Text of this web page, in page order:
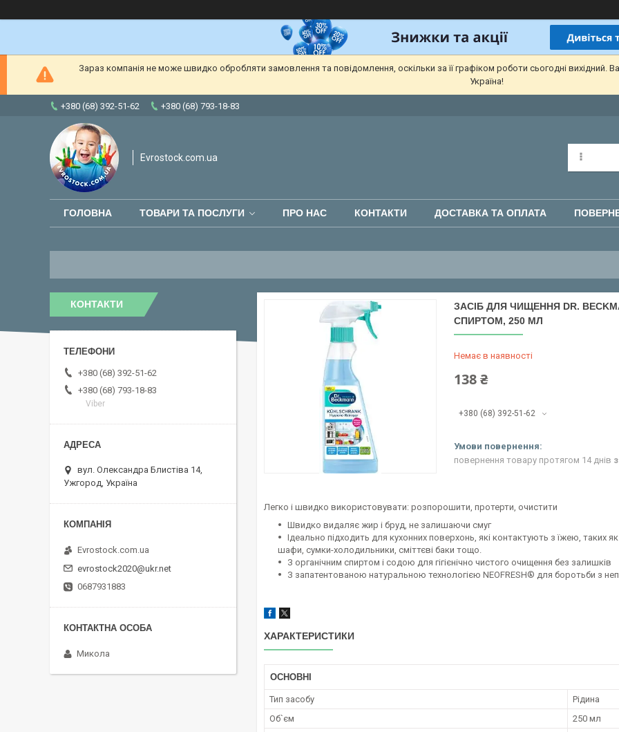
Зараз компанія не може швидко обробляти замовлення та повідомлення, оскільки за її графіком роботи сьогодні
Україна!
+380 (68) 392-51-62 +380 (68) 793-18-83
Evrostock.com.ua
ГОЛОВНА ТОВАРИ ТА ПОСЛУГИ ПРО НАС КОНТАКТИ ДОСТАВКА ТА ОПЛАТА
ЗАСІБ ДЛЯ ЧИЩЕННЯ DR.
СПИРТОМ, 250 МЛ
Немає в наявності
138 ₴
+380 (68) 392-51-62
повернення товару протягом 14 днів
Легко і швидко використовувати: розпорошити, протерти, очистити
Швидко видаляє жир і бруд, не залишаючи смуг
Ідеально підходить для кухонних поверхонь, які контактують з їжею, таких
шафи, сумки-холодильники, сміттєві баки тощо.
З органічним спиртом і содою для гігієнічно чистого очищення без залишків
З запатентованою натуральною технологією NEOFRESH® для боротьби з
ХАРАКТЕРИСТИКИ
ОСНОВНІ
Тип засобу
Рідина
Об`єм
250 мл
КОНТАКТИ
+380 (68) 392-51-62
+380 (68) 793-18-83
Viber
вул. Олександра Блистіва 14,
Ужгород, Україна
Evrostock.com.ua
evrostock2020@ukr.net
0687931883
Микола